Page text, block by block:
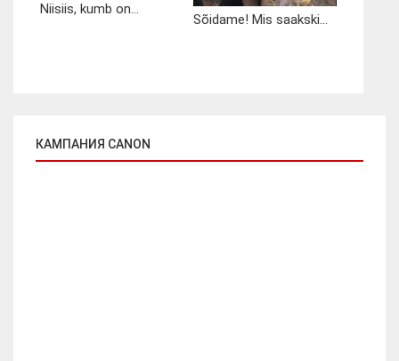
Niisiis, kumb on...
Sõidame! Mis saakski...
КАМПАНИЯ CANON